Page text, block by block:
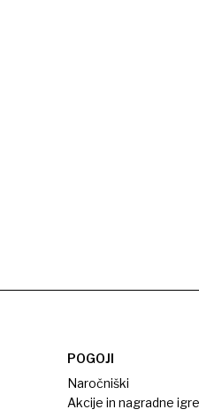
POGOJI
Naročniški
Akcije in nagradne igre